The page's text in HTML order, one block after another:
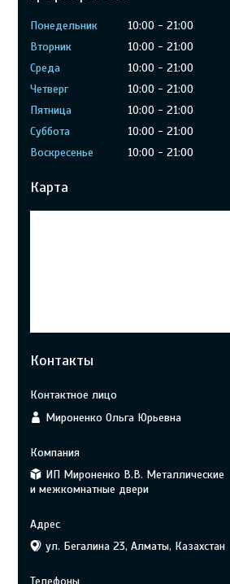
Понедельник 10:00
21:00
Вторник
10:00
21:00
Среда
10:00
21:00
Четверг
10:00
21:00
Пятница
10:00
21:00
Суббота
10:00
21:00
Воскресенье
10:00 21:00
Карта
Контакты
Мироненко Ольга Юрьевна
ИП Мироненко В.В. Металлические
и межкомнатные двери
ул. Бегалина 23, Алматы, Казахстан